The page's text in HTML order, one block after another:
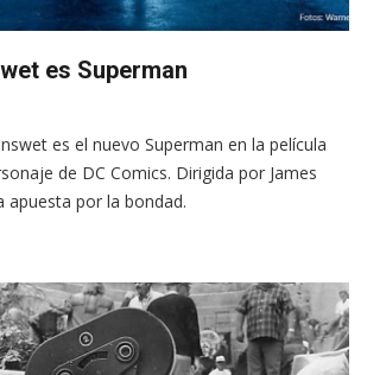
es Superman
es el nuevo Superman en la película
de DC Comics. Dirigida por James
apuesta por la bondad.